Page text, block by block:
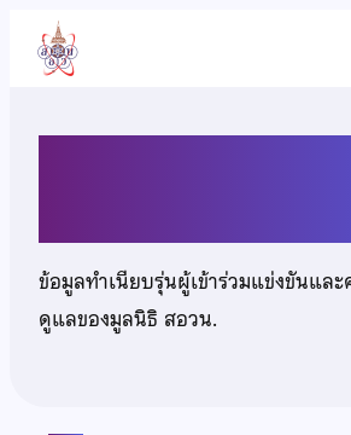
เนื้อหา
ข้อมูลทำเนียบรุ่นผู้เข้าร่วมแข่งขันและ
ดูแลของมูลนิธิ สอวน.